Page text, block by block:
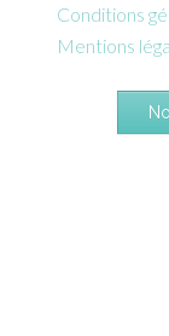
Conditions
Mentions